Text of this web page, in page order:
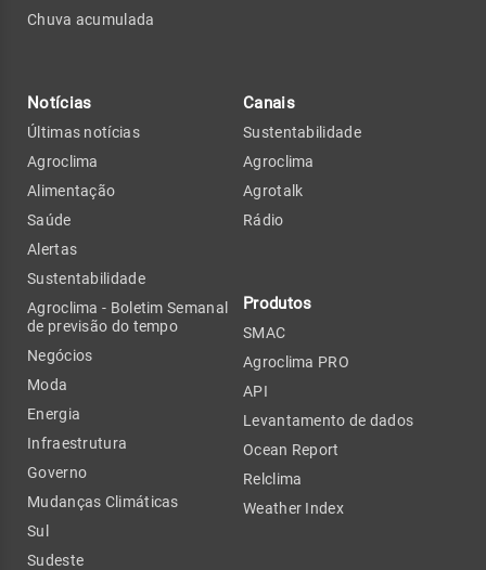
Chuva acumulada
Notícias
Últimas notícias
Agroclima
Alimentação
Saúde
Alertas
Sustentabilidade
Agroclima - Boletim Semanal
de previsão do tempo
Negócios
Moda
Energia
Infraestrutura
Governo
Mudanças Climáticas
Sul
Sudeste
Canais
Sustentabilidade
Agroclima
Agrotalk
Rádio
Produtos
SMAC
Agroclima PRO
API
Levantamento de dados
Ocean Report
Relclima
Weather Index